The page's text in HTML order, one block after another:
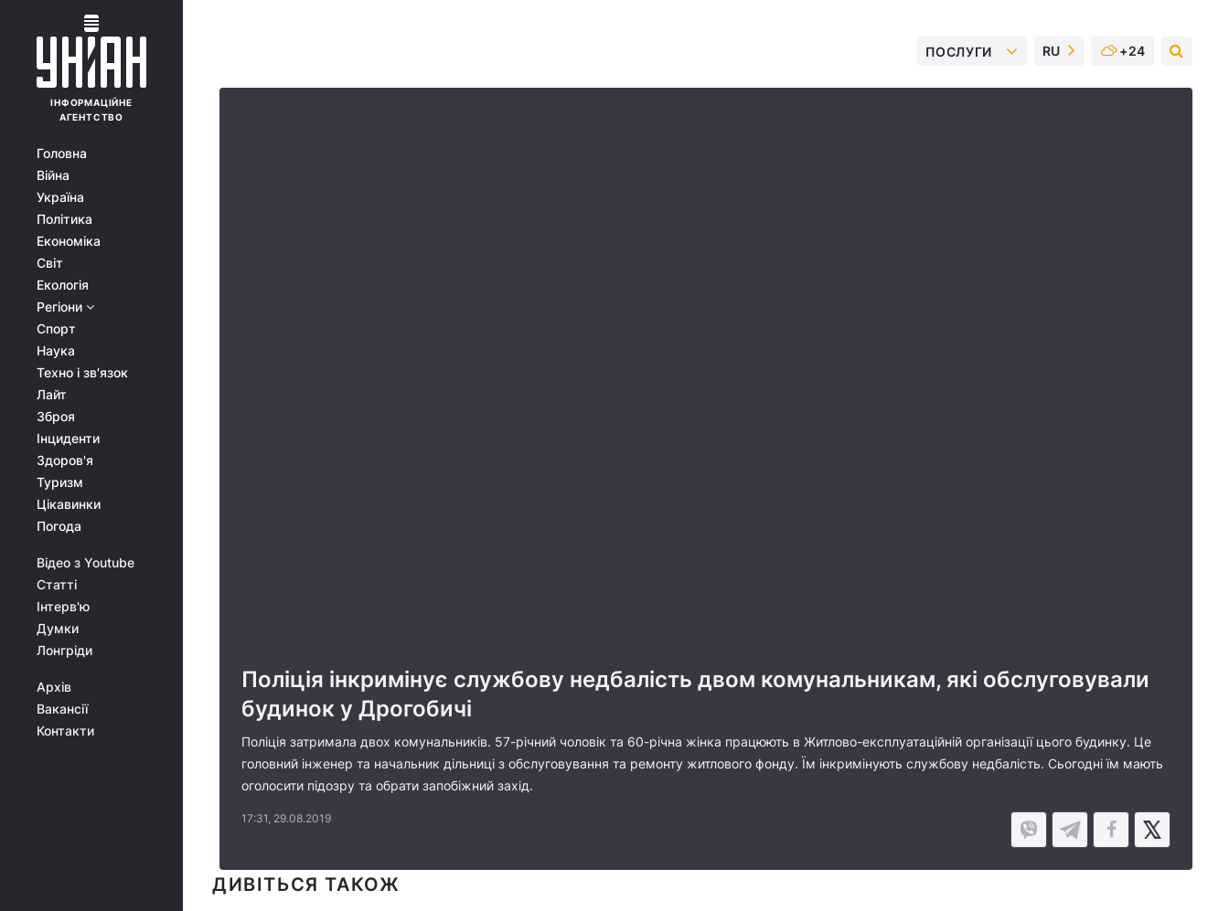
ІНФОРМАЦІЙНЕ
АГЕНТСТВО
Головна
Війна
Україна
Політика
Економіка
Світ
Екологія
Регіони
Спорт
Наука
Техно і зв'язок
Лайт
Зброя
Інциденти
Здоров'я
Туризм
Цікавинки
Погода
Відео з Youtube
Статті
Інтерв'ю
Думки
Лонгріди
Архів
Вакансії
Контакти
ПОСЛУГИ RU +24
Поліція інкримінує службову недбалість двом комунальникам, які обслуговували
будинок у Дрогобичі
Поліція затримала двох комунальників. 57-річний чоловік та 60-річна жінка працюють в Житлово-експлуатаційній організації цього будинку. Це
головний інженер та начальник дільниці з обслуговування та ремонту житлового фонду. Їм інкримінують службову недбалість. Сьогодні їм мають
оголосити підозру та обрати запобіжний захід.
17:31, 29.08.2019
ДИВІТЬСЯ ТАКОЖ